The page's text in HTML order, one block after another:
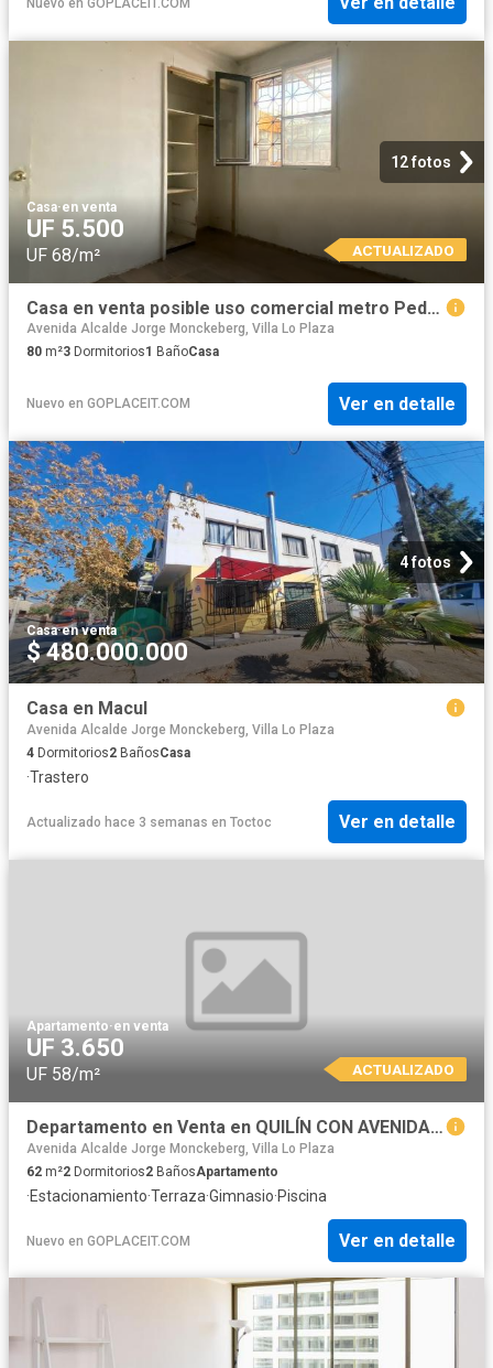
12 fotos
Casa·en venta
UF 5.500
UF 68/m² ACTUALIZADO
Casa en venta posible uso comercial metro Pedreros
Avenida Alcalde Jorge Monckeberg, Villa Lo Plaza
80 m²3 Dormitorios1 BañoCasa
Nuevo en GOPLACEIT.COM Ver en detalle
4 fotos
Casa·en venta
$ 480.000.000
Casa en Macul
Avenida Alcalde Jorge Monckeberg, Villa Lo Plaza
4 Dormitorios2 BañosCasa
·Trastero
Actualizado hace 3 semanas en Toctoc Ver en detalle
Apartamento·en venta
UF 3.650
UF 58/m² ACTUALIZADO
Departamento en Venta en QUILÍN CON AVENIDA MACUL
Avenida Alcalde Jorge Monckeberg, Villa Lo Plaza
62 m²2 Dormitorios2 BañosApartamento
·Estacionamiento·Terraza·Gimnasio·Piscina
Nuevo en GOPLACEIT.COM Ver en detalle